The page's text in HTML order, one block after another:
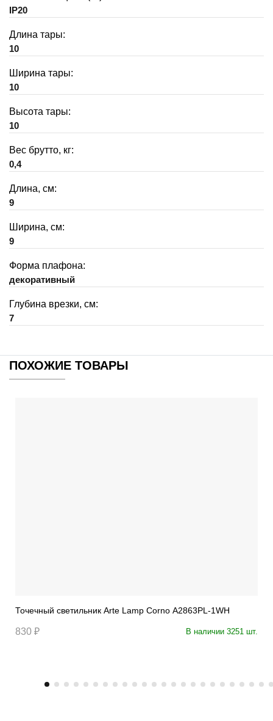
IP20
Длина тары:
10
Ширина тары:
10
Высота тары:
10
Вес брутто, кг:
0,4
Длина, см:
9
Ширина, см:
9
Форма плафона:
декоративный
Глубина врезки, см:
7
ПОХОЖИЕ ТОВАРЫ
Точечный светильник Arte Lamp Corno A2863PL-1WH
830 ₽ В наличии 3251 шт.